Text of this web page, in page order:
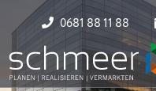
0681 88 11 88